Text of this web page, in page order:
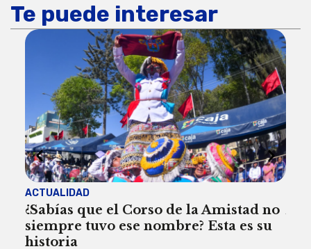
Te puede interesar
ACTUALIDAD
¿Sabías que el Corso de la Amistad no
siempre tuvo ese nombre? Esta es su
historia